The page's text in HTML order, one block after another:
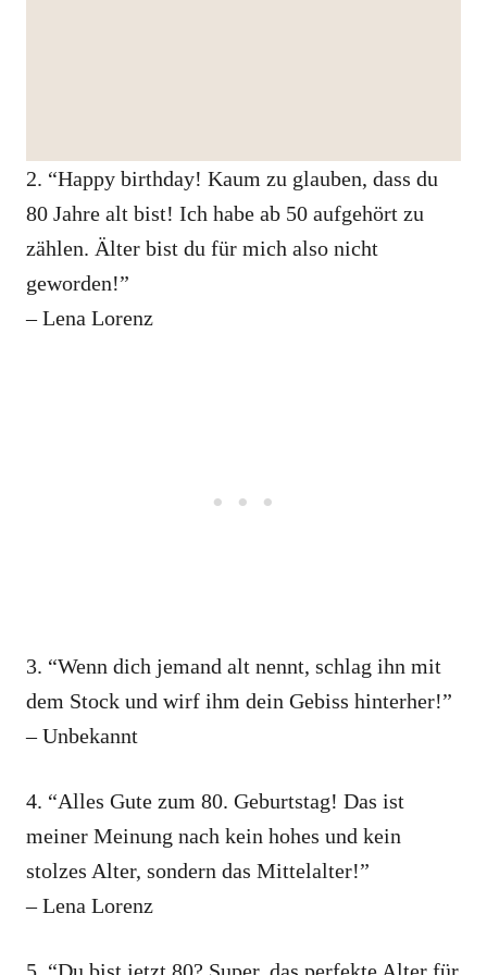
2. “Happy birthday! Kaum zu glauben, dass du
80 Jahre alt bist! Ich habe ab 50 aufgehört zu
zählen. Älter bist du für mich also nicht
geworden!”
– Lena Lorenz
3. “Wenn dich jemand alt nennt, schlag ihn mit
dem Stock und wirf ihm dein Gebiss hinterher!”
– Unbekannt
4. “Alles Gute zum 80. Geburtstag! Das ist
meiner Meinung nach kein hohes und kein
stolzes Alter, sondern das Mittelalter!”
– Lena Lorenz